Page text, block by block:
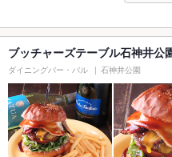
ブッチャーズテーブル石神井公
ダイニングバー・バル 石神井公園